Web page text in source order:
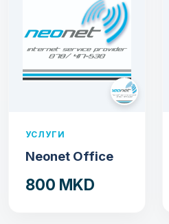
УСЛУГИ
Neonet Office
800 MKD